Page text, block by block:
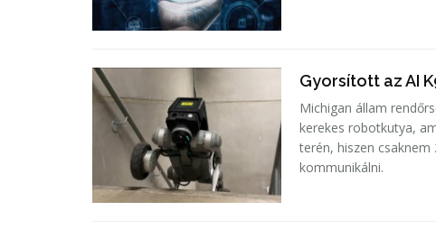
Gyorsított az AI
Michigan állam
kerekes robotkutya,
terén, hiszen
kommunikálni.